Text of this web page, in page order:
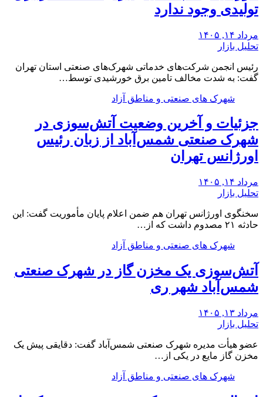
تولیدی وجود ندارد
مرداد ۱۴, ۱۴۰۵
تحلیل بازار
رئیس انجمن شرکت‌های خدماتی شهرک‌های صنعتی استان تهران
گفت: به شدت مخالف تامین برق خورشیدی توسط…
شهرک های صنعتی و مناطق آزاد
جزئیات و آخرین وضعیت آتش‌سوزی در
شهرک صنعتی شمس‌آباد از زبان رئیس
اورژانس تهران
مرداد ۱۴, ۱۴۰۵
تحلیل بازار
سخنگوی اورژانس تهران هم ضمن اعلام پایان مأموریت گفت: این
حادثه ۲۱ مصدوم داشت که از…
شهرک های صنعتی و مناطق آزاد
آتش‌سوزی یک مخزن گاز در شهرک صنعتی
شمس‌آباد شهر ری
مرداد ۱۳, ۱۴۰۵
تحلیل بازار
عضو هیأت مدیره شهرک صنعتی شمس‌آباد گفت: دقایقی پیش یک
مخزن گاز مایع در یکی از…
شهرک های صنعتی و مناطق آزاد